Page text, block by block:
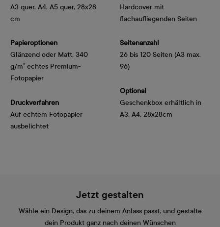
A3 quer, A4, A5 quer, 28x28
cm
Papieroptionen
Glänzend oder Matt, 340
g/m² echtes Premium-
Fotopapier
Druckverfahren
Auf echtem Fotopapier
ausbelichtet
Hardcover mit
flachaufliegenden Seiten
Seitenanzahl
26 bis 120 Seiten (A3 max.
96)
Optional
Geschenkbox erhältlich in
A3, A4, 28x28cm
Jetzt gestalten
Wähle ein Design, das zu deinem Anlass passt, und gestalte
dein Produkt ganz nach deinen Wünschen